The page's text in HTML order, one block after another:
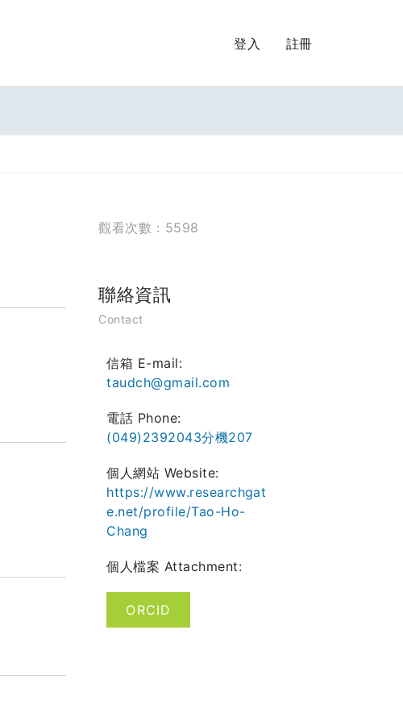
登入 註冊
觀看次數：5598
聯絡資訊
Contact
信箱 E-mail:
taudch@gmail.com
電話 Phone:
(049)2392043分機207
個人網站 Website:
https://www.researchgat
e.net/profile/Tao-Ho-
Chang
個人檔案 Attachment:
ORCID